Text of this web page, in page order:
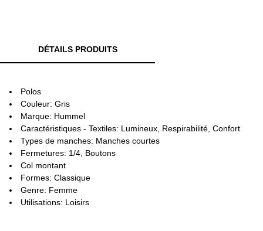
DÉTAILS PRODUITS
Polos
Couleur: Gris
Marque: Hummel
Caractéristiques - Textiles: Lumineux, Respirabilité, Confort
Types de manches: Manches courtes
Fermetures: 1/4, Boutons
Col montant
Formes: Classique
Genre: Femme
Utilisations: Loisirs